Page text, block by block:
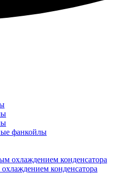
фанкойлы
охлаждением конденсатора
конденсатора